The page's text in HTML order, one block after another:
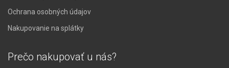
Ochrana osobných údajov
Nakupovanie na splátky
Prečo nakupovať u nás?